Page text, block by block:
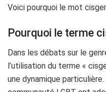
Voici pourquoi le mot
Pourquoi le terme
Dans les débats sur le
l’utilisation du terme «
une dynamique